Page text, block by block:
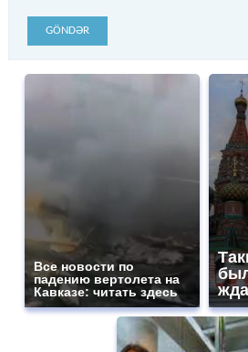
GÖNDƏR
Все новости по
падению вертолета на
Кавказе: читать здесь